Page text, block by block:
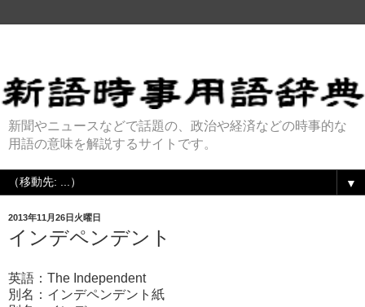
新聞やニュースなどで話題の、政治や経済などの時事的な
用語の意味を解説するサイトです。
▼
2013年11月26日火曜日
インデペンデント
英語：The Independent
別名：インデペンデント紙